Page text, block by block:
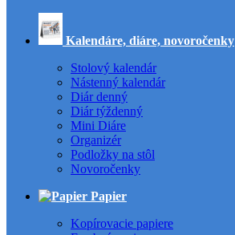
Kalendáre, diáre, novoročenky
Stolový kalendár
Nástenný kalendár
Diár denný
Diár týždenný
Mini Diáre
Organizér
Podložky na stôl
Novoročenky
Papier
Kopírovacie papiere